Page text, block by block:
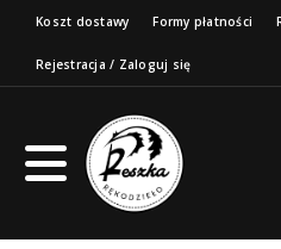
Koszt dostawy Formy płatności
Rejestracja / Zaloguj się